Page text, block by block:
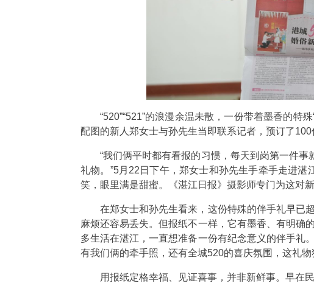
“520”“521”的浪漫余温未散，一份带着墨香的
配图的新人郑女士与孙先生当即联系记者，预订了
“我们俩平时都有看报的习惯，每天到岗第一件
礼物。”5月22日下午，郑女士和孙先生手牵手走进
笑，眼里满是甜蜜。《湛江日报》摄影师专门为这对
在郑女士和孙先生看来，这份特殊的伴手礼早已
麻烦还容易丢失。但报纸不一样，它有墨香、有明确
多生活在湛江，一直想准备一份有纪念意义的伴手礼
有我们俩的牵手照，还有全城520的喜庆氛围，这礼
用报纸定格幸福、见证喜事，并非新鲜事。早在